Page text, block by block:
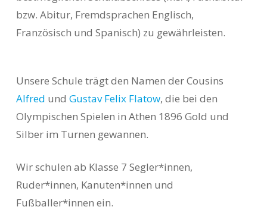
bzw. Abitur, Fremdsprachen Englisch,
Französisch und Spanisch) zu gewährleisten.
Unsere Schule trägt den Namen der Cousins
Alfred und Gustav Felix Flatow, die bei den
Olympischen Spielen in Athen 1896 Gold und
Silber im Turnen gewannen.
Wir schulen ab Klasse 7 Segler*innen,
Ruder*innen, Kanuten*innen und
Fußballer*innen ein.